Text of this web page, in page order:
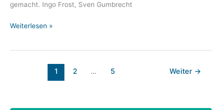
gemacht. Ingo Frost, Sven Gumbrecht
Gesichter
Weiterlesen »
1 2 … 5 Weiter →